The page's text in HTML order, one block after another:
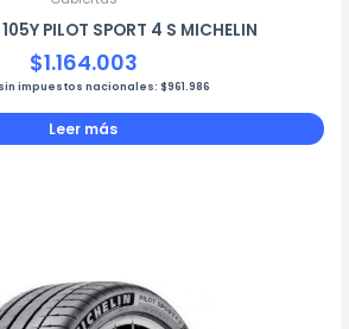
PILOT SPORT 4 S MICHELIN
$1.164.003
impuestos nacionales: $961.986
Leer más